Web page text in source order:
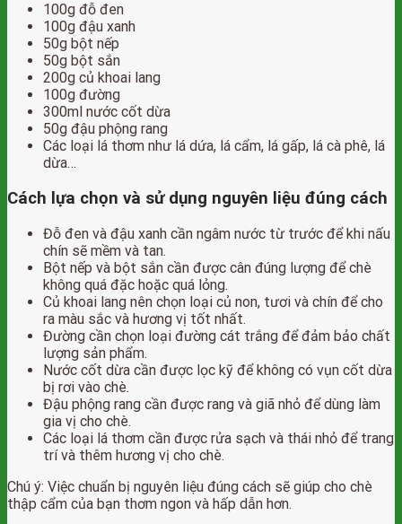
100g đỗ đen
100g đậu xanh
50g bột nếp
50g bột sắn
200g củ khoai lang
100g đường
300ml nước cốt dừa
50g đậu phộng rang
Các loại lá thơm như lá dứa, lá cẩm, lá gấp, lá cà phê, lá
dừa…
Cách lựa chọn và sử dụng nguyên liệu đúng cách
Đỗ đen và đậu xanh cần ngâm nước từ trước để khi nấu
chín sẽ mềm và tan.
Bột nếp và bột sắn cần được cân đúng lượng để chè
không quá đặc hoặc quá lỏng.
Củ khoai lang nên chọn loại củ non, tươi và chín để cho
ra màu sắc và hương vị tốt nhất.
Đường cần chọn loại đường cát trắng để đảm bảo chất
lượng sản phẩm.
Nước cốt dừa cần được lọc kỹ để không có vụn cốt dừa
bị rơi vào chè.
Đậu phộng rang cần được rang và giã nhỏ để dùng làm
gia vị cho chè.
Các loại lá thơm cần được rửa sạch và thái nhỏ để trang
trí và thêm hương vị cho chè.
Chú ý: Việc chuẩn bị nguyên liệu đúng cách sẽ giúp cho chè
thập cẩm của bạn thơm ngon và hấp dẫn hơn.